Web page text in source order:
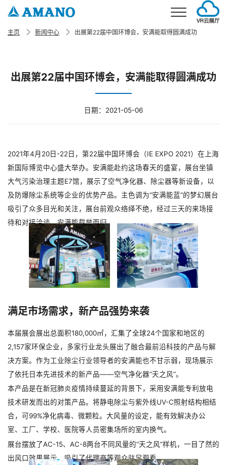
首页
环境事业
停车场事业
考勤事业
产品介绍
环境产品
停车场产品
企业理念
企业发展
分公司信息
联系我们
电话：021-5879-0030
邮箱：info@amano.com.cn
JP
主页 新闻中心 出展第22届中国环博会，安满能取得圆满成功
出展第22届中国环博会，安满能取得圆满成功
日期：2021-05-06
2021年4月20日-22日，第22届中国环博会（IE EXPO 2021）在上海
新国际博览中心盛大举办。安满能赴约这场春天的盛宴，展台坐镇
大气污染治理主题E7馆，展示了空气净化器、除尘器等新设备，以
及防爆除尘系统等企业的优势产品。主色调为“安满能蓝”的梦幻展台
吸引了众多目光和关注，展台前观众络绎不绝，经过三天的来场接
待和对接洽谈，安满能载誉而归。
满足市场需求，新产品强势来袭
本届展会展出总面积180,000㎡，汇集了全球24个国家和地区的
2,157家环保企业，多家行业龙头展出了融合最前沿科技的产品与解
决方案。作为工业除尘行业领导者的安满能也不甘示弱，现场展示
了依托日本先进技术的新产品——空气净化器“天之风”。
本产品是在新冠肺炎疫情持续蔓延的背景下，采用安满能专利放电
技术研发而出的对策产品。将静电除尘与紫外线UV-C照射结构相结
合，可99%净化病毒、微颗粒。大风量的设定，能有效解决办公
室、工厂、学校、医院等人员密集场所的室内换气。
展台摆放了AC-15、AC-8两台不同风量的“天之风”样机，一目了然的
出风口效果展示，吸引了代理商等观众驻足观看。